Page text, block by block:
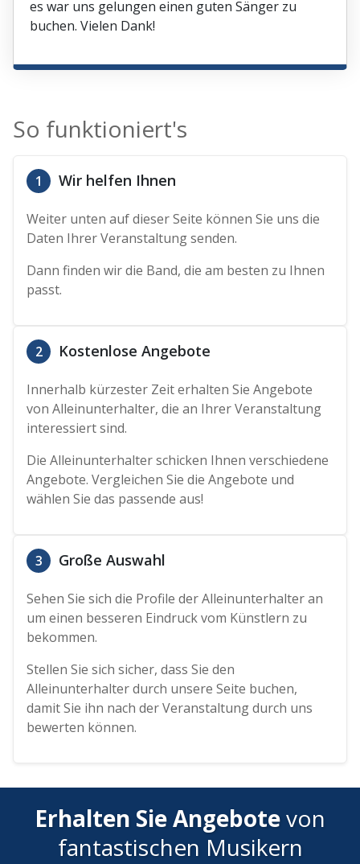
es war uns gelungen einen guten Sänger zu
buchen. Vielen Dank!
So funktioniert's
1 Wir helfen Ihnen
Weiter unten auf dieser Seite können Sie uns die
Daten Ihrer Veranstaltung senden.
Dann finden wir die Band, die am besten zu Ihnen
passt.
2 Kostenlose Angebote
Innerhalb kürzester Zeit erhalten Sie Angebote
von Alleinunterhalter, die an Ihrer Veranstaltung
interessiert sind.
Die Alleinunterhalter schicken Ihnen verschiedene
Angebote. Vergleichen Sie die Angebote und
wählen Sie das passende aus!
3 Große Auswahl
Sehen Sie sich die Profile der Alleinunterhalter an
um einen besseren Eindruck vom Künstlern zu
bekommen.
Stellen Sie sich sicher, dass Sie den
Alleinunterhalter durch unsere Seite buchen,
damit Sie ihn nach der Veranstaltung durch uns
bewerten können.
Erhalten Sie Angebotevon
fantastischen Musikern